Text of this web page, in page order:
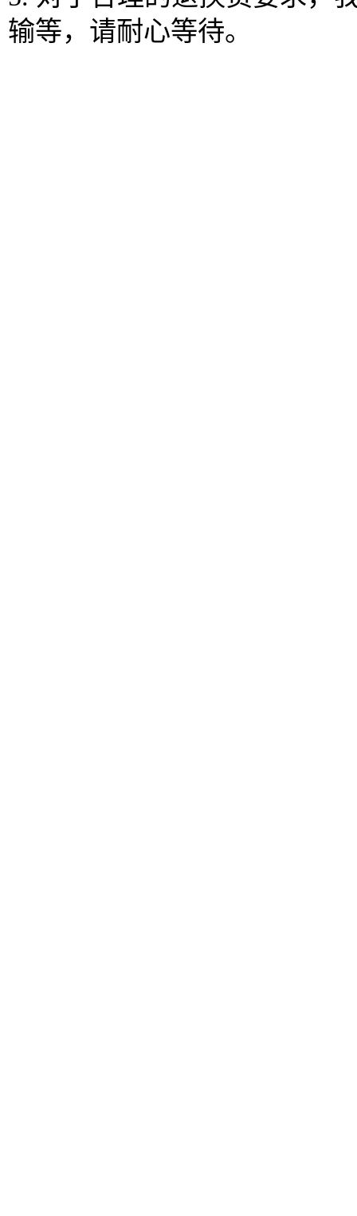
输等，请耐心等待。